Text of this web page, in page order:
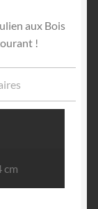
aux Bois
!
cm